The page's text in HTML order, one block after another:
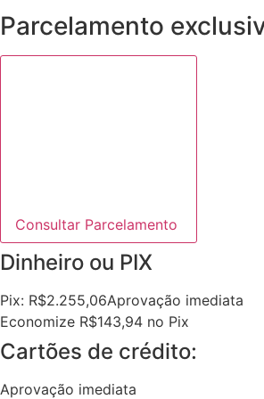
Parcelamento
Consultar Parcelamento
Dinheiro ou PIX
Pix: R$2.255,06Aprovação imediata
Economize R$143,94 no Pix
Cartões de crédito:
Aprovação imediata